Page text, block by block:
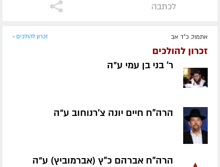
לכתבה
אתמול, כ"ד אב זכרון להולכים »
זכרון להולכים
ר' בני בן עמי ע״ה
הרה"ח חיים יונה צ'רנוחוב ע״ה
הרה"ח אברהם כ"ץ (אברמוביץ) ע״ה